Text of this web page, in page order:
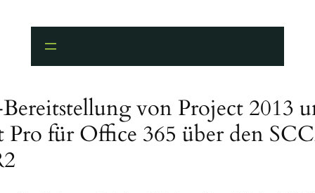
von Project 2013
Pro für Office 365 über den